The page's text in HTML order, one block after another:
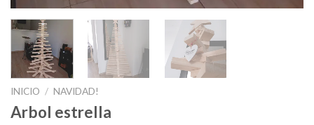
INICIO / NAVIDAD!
Arbol estrella